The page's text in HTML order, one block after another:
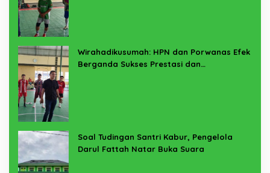
Wirahadikusumah: HPN dan Porwanas Efek
Berganda Sukses Prestasi dan
Soal Tudingan Santri Kabur, Pengelola
Darul Fattah Natar Buka Suara